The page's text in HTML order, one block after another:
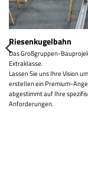
Riesenkugelbahn
Das Großgruppen-
Extraklasse.
Lassen Sie uns Ihre Vision
erstellen ein Premium-
abgestimmt auf Ihre
Anforderungen.